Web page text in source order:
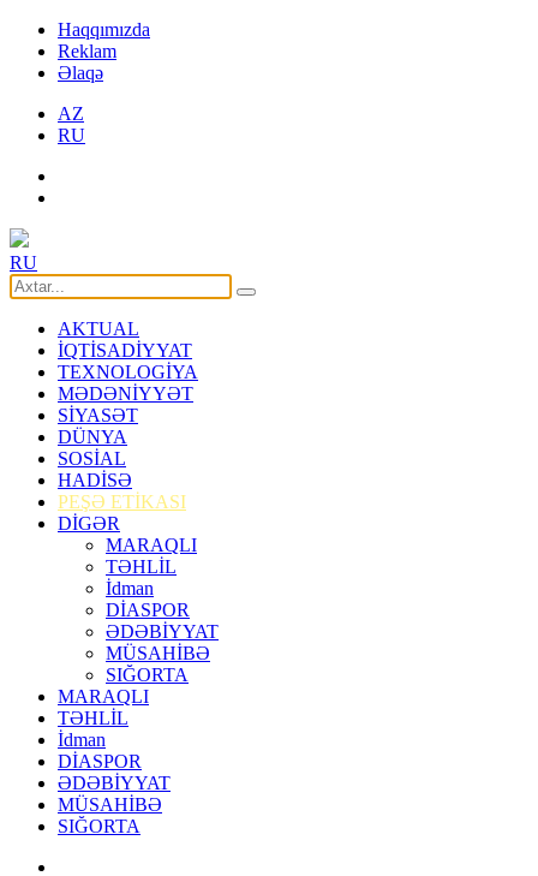
Haqqımızda
Reklam
Əlaqə
AZ
RU
RU
AKTUAL
İQTİSADİYYAT
TEXNOLOGİYA
MƏDƏNİYYƏT
SİYASƏT
DÜNYA
SOSİAL
HADİSƏ
PEŞƏ ETİKASI
DİGƏR
MARAQLI
TƏHLİL
İdman
DİASPOR
ƏDƏBİYYAT
MÜSAHİBƏ
SIĞORTA
MARAQLI
TƏHLİL
İdman
DİASPOR
ƏDƏBİYYAT
MÜSAHİBƏ
SIĞORTA